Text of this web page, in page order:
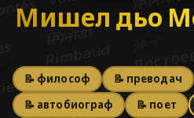
Мишел дьо
Мишел дьо
📝 философ 📝 преводач
📝 автобиограф 📝 поет